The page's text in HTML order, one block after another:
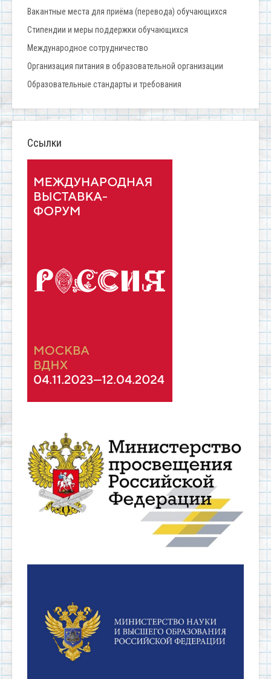
Вакантные места для приёма (перевода) обучающихся
Стипендии и меры поддержки обучающихся
Международное сотрудничество
Организация питания в образовательной организации
Образовательные стандарты и требования
Ссылки